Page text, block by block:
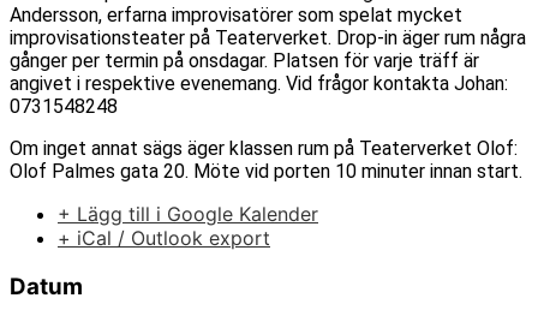
Andersson, erfarna improvisatörer som spelat mycket
improvisationsteater på Teaterverket. Drop-in äger rum några
gånger per termin på onsdagar. Platsen för varje träff är
angivet i respektive evenemang. Vid frågor kontakta Johan:
0731548248
Om inget annat sägs äger klassen rum på Teaterverket Olof:
Olof Palmes gata 20. Möte vid porten 10 minuter innan start.
+ Lägg till i Google Kalender
+ iCal / Outlook export
Datum